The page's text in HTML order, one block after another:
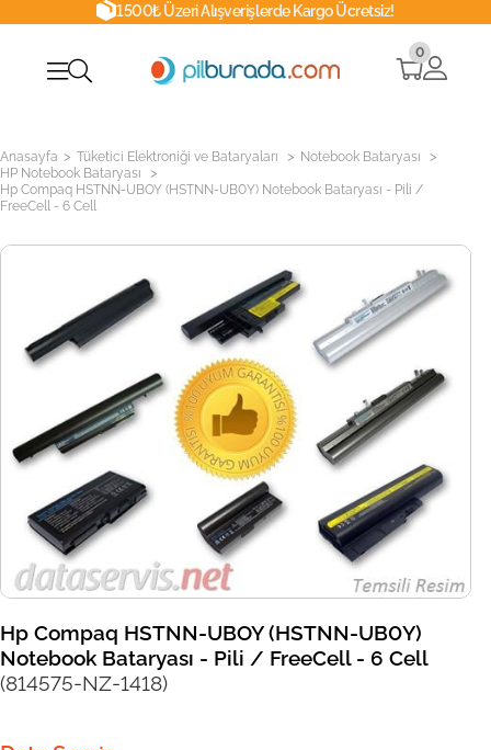
1500₺ Üzeri Alışverişlerde Kargo Ücretsiz!
0
Anasayfa > Tüketici Elektroniği ve Bataryaları > Notebook Bataryası >
HP Notebook Bataryası >
Hp Compaq HSTNN-UBOY (HSTNN-UB0Y) Notebook Bataryası - Pili /
FreeCell - 6 Cell
Hp Compaq HSTNN-UBOY (HSTNN-UB0Y)
Notebook Bataryası - Pili / FreeCell - 6 Cell
(814575-NZ-1418)